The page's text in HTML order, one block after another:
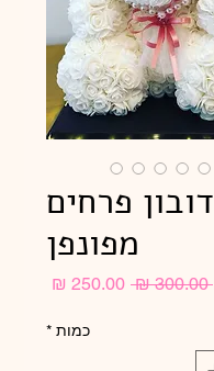
דובון פרחים
מפונפן
‏300.00 ‏₪
מחיר
כמות *